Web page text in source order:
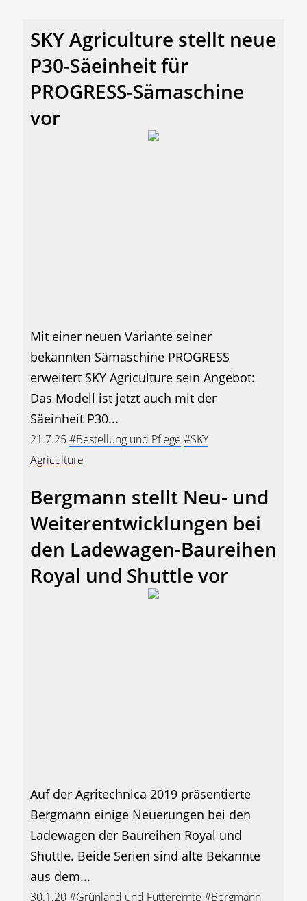
SKY Agriculture stellt neue
P30-Säeinheit für
PROGRESS-Sämaschine
vor
Mit einer neuen Variante seiner
bekannten Sämaschine PROGRESS
erweitert SKY Agriculture sein Angebot:
Das Modell ist jetzt auch mit der
Säeinheit P30...
21.7.25#Bestellung und Pflege #SKY
Agriculture
Bergmann stellt Neu- und
Weiterentwicklungen bei
den Ladewagen-Baureihen
Royal und Shuttle vor
Auf der Agritechnica 2019 präsentierte
Bergmann einige Neuerungen bei den
Ladewagen der Baureihen Royal und
Shuttle. Beide Serien sind alte Bekannte
aus dem...
30.1.20#Grünland und Futterernte #Bergmann